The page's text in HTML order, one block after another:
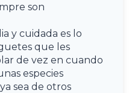
son
y cuidada es lo
que les
de vez en cuando
especies
sea de otros